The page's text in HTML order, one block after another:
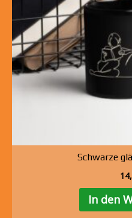
Schwarze
In den